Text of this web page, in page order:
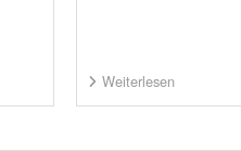
Weiterlesen